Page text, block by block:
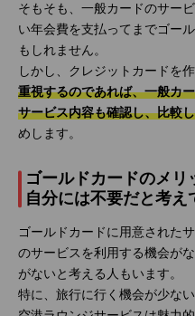
そもそも、一般カードのサー
い年会費を支払ってまでゴー
もしれません。
しかし、クレジットカードを
重視するのであれば、一般カ
サービス内容も確認し、比較
めします。
ゴールドカードのメ
自分には不要だと考え
ゴールドカードに用意された
のサービスを利用する機会が
がないと考える人もいます。
特に、旅行に行く機会が少な